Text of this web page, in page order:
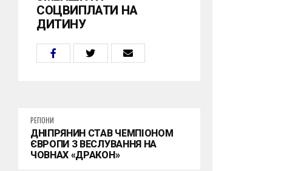
СОЦВИПЛАТИ НА
ДИТИНУ
РЕГІОНИ
ДНІПРЯНИН СТАВ ЧЕМПІОНОМ
ЄВРОПИ З ВЕСЛУВАННЯ НА
ЧОВНАХ «ДРАКОН»